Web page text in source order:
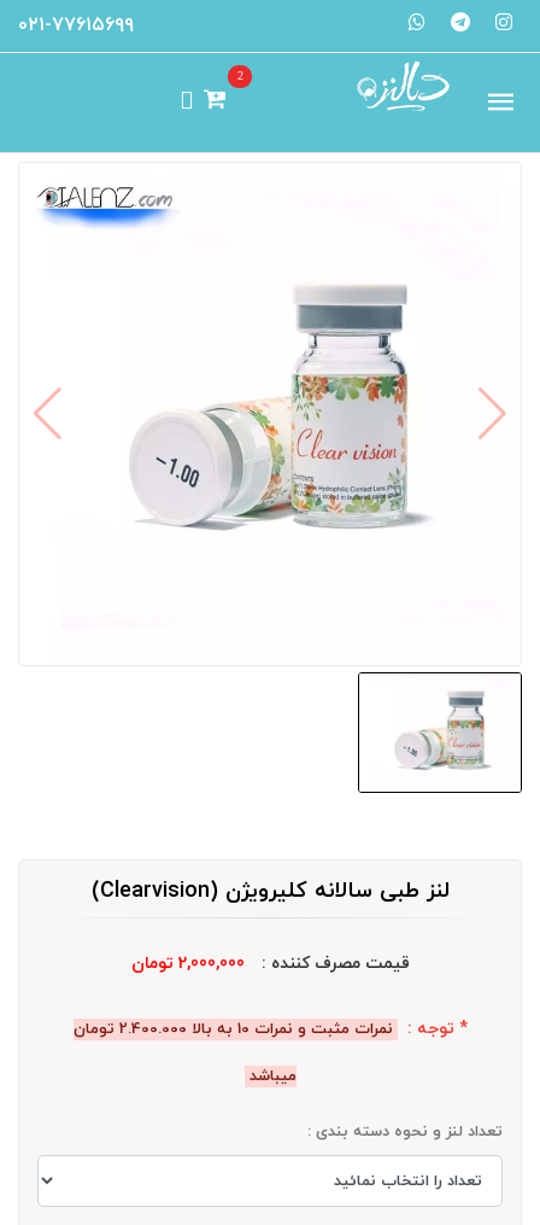
۰۲۱-۷۷۶۱۵۶۹۹
2
لنز طبی سالانه کلیرویژن (Clearvision)
قیمت مصرف کننده : 2,000,000 تومان
* توجه : نمرات مثبت و نمرات 10 به بالا 2.400.000 تومان
میباشد
تعداد لنز و نحوه دسته بندی :